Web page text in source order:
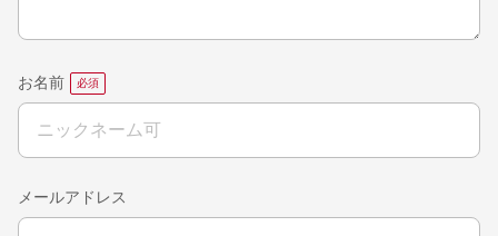
お名前
メールアドレス